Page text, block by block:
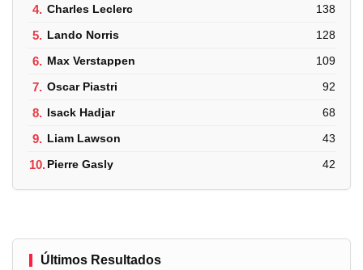
4. Charles Leclerc 138
5. Lando Norris 128
6. Max Verstappen 109
7. Oscar Piastri 92
8. Isack Hadjar 68
9. Liam Lawson 43
10.Pierre Gasly 42
Últimos Resultados